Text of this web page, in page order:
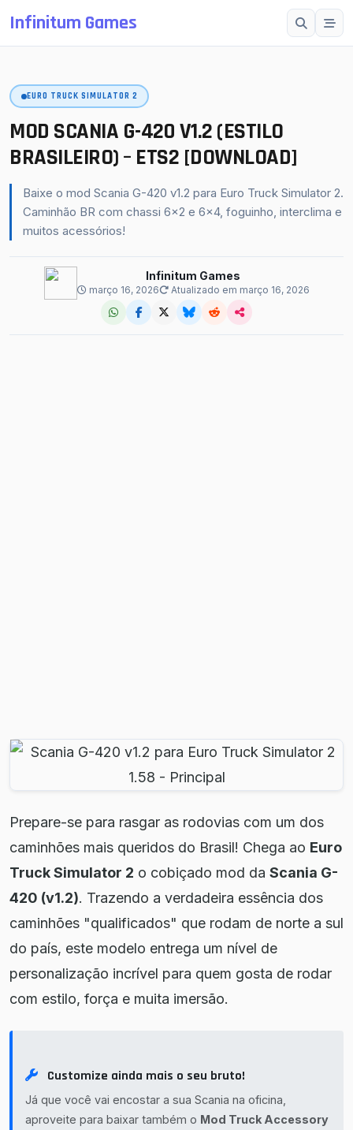
Infinitum Games
SUGESTÕES
Mods OMSI 2
Proton Bus Simulator
BeamNG.drive
American Truck Simulator
Esc fechar
EURO TRUCK SIMULATOR 2
MOD SCANIA G-420 V1.2 (ESTILO
BRASILEIRO) – ETS2 [DOWNLOAD]
Baixe o mod Scania G-420 v1.2 para Euro Truck Simulator 2.
Caminhão BR com chassi 6x2 e 6x4, foguinho, interclima e
muitos acessórios!
Infinitum Games
março 16, 2026 Atualizado em março 16, 2026
Prepare-se para rasgar as rodovias com um dos
caminhões mais queridos do Brasil! Chega ao Euro
Truck Simulator 2 o cobiçado mod da Scania G-
420 (v1.2). Trazendo a verdadeira essência dos
caminhões "qualificados" que rodam de norte a sul
do país, este modelo entrega um nível de
personalização incrível para quem gosta de rodar
com estilo, força e muita imersão.
Customize ainda mais o seu bruto!
Já que você vai encostar a sua Scania na oficina,
aproveite para baixar também o Mod Truck Accessory